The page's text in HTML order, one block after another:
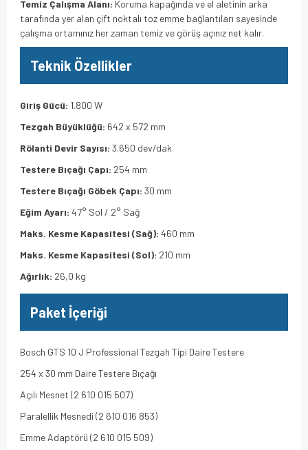
Temiz Çalışma Alanı: Koruma kapağında ve el aletinin arka
tarafında yer alan çift noktalı toz emme bağlantıları sayesinde
çalışma ortamınız her zaman temiz ve görüş açınız net kalır.
Teknik Özellikler
Giriş Gücü: 1.800 W
Tezgah Büyüklüğü: 642 x 572 mm
Rölanti Devir Sayısı: 3.650 dev/dak
Testere Bıçağı Çapı: 254 mm
Testere Bıçağı Göbek Çapı: 30 mm
Eğim Ayarı: 47° Sol / 2° Sağ
Maks. Kesme Kapasitesi (Sağ): 460 mm
Maks. Kesme Kapasitesi (Sol): 210 mm
Ağırlık: 26,0 kg
Paket İçeriği
Bosch GTS 10 J Professional Tezgah Tipi Daire Testere
254 x 30 mm Daire Testere Bıçağı
Açılı Mesnet (2 610 015 507)
Paralellik Mesnedi (2 610 016 853)
Emme Adaptörü (2 610 015 509)